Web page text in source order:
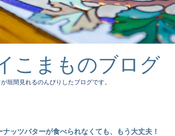
こまものブログ
垣間見れるのんびりしたブログです。
ナッツバターが食べられなくても、もう大丈夫！